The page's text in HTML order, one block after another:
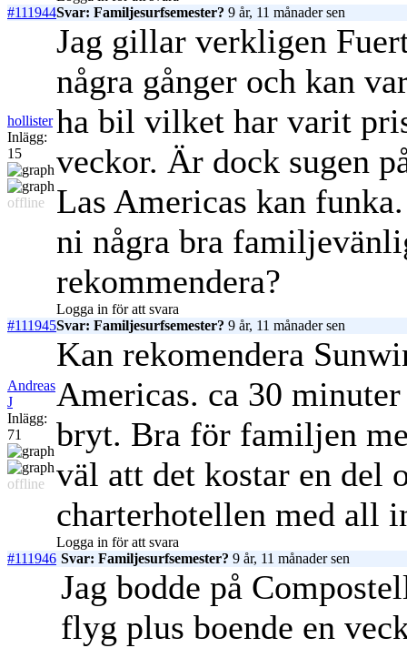
#111944Svar: Familjesurfsemester? 9 år, 11 månader sen
hollister
Inlägg:
15
offline
Jag gillar verkligen
några gånger och kan
ha bil vilket har varit
veckor. Är dock sugen
Las Americas kan
ni några bra
rekommendera?
Logga in för att svara
#111945Svar: Familjesurfsemester? 9 år, 11 månader sen
Andreas
J
Inlägg:
71
offline
Kan rekomendera
Americas. ca 30
bryt. Bra för familjen
väl att det kostar en del
charterhotellen med all
Logga in för att svara
#111946 Svar: Familjesurfsemester? 9 år, 11 månader sen
Jag bodde på
flyg plus boende en